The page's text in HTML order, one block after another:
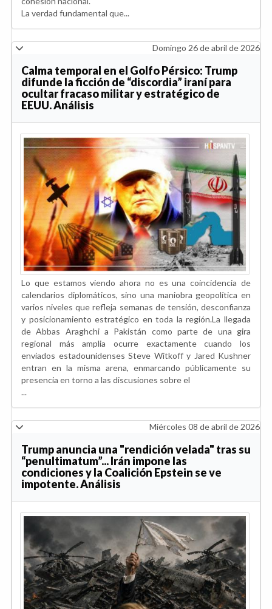
La verdad fundamental que...
Domingo 26 de abril de 2026
Calma temporal en el Golfo Pérsico: Trump
difunde la ficción de “discordia” iraní para
ocultar fracaso militar y estratégico de
EEUU. Análisis
Lo que estamos viendo ahora no es una coincidencia de
calendarios diplomáticos, sino una maniobra geopolítica en
varios niveles que refleja semanas de tensión, desconfianza
y posicionamiento estratégico en toda la región.La llegada
de Abbas Araghchi a Pakistán como parte de una gira
regional más amplia ocurre exactamente cuando los
enviados estadounidenses Steve Witkoff y Jared Kushner
entran en la misma arena, enmarcando públicamente su
presencia en torno a las discusiones sobre el
...
Miércoles 08 de abril de 2026
Trump anuncia una "rendición velada" tras su
“penultimatum”... Irán impone las
condiciones y la Coalición Epstein se ve
impotente. Análisis